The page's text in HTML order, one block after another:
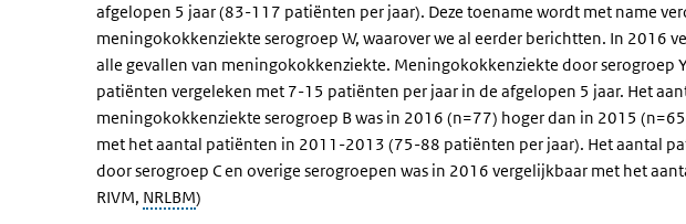
afgelopen 5 jaar (83-117 patiënten per jaar). Deze toename wordt met name
meningokokkenziekte serogroep W, waarover we al eerder berichtten. In 2016
alle gevallen van meningokokkenziekte. Meningokokkenziekte door serogroep
patiënten vergeleken met 7-15 patiënten per jaar in de afgelopen 5 jaar. Het
meningokokkenziekte serogroep B was in 2016 (n=77) hoger dan in 2015
met het aantal patiënten in 2011-2013 (75-88 patiënten per jaar). Het aantal
door serogroep C en overige serogroepen was in 2016 vergelijkbaar met het
RIVM, NRLBM)